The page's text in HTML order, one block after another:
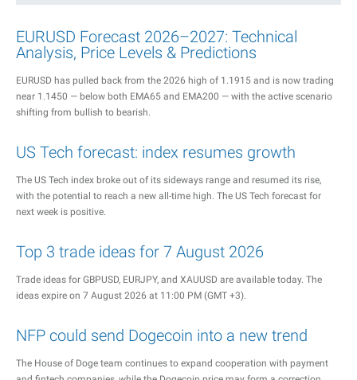
EURUSD Forecast 2026–2027: Technical
Analysis, Price Levels & Predictions
EURUSD has pulled back from the 2026 high of 1.1915 and is now trading
near 1.1450 — below both EMA65 and EMA200 — with the active scenario
shifting from bullish to bearish.
US Tech forecast: index resumes growth
The US Tech index broke out of its sideways range and resumed its rise,
with the potential to reach a new all-time high. The US Tech forecast for
next week is positive.
Top 3 trade ideas for 7 August 2026
Trade ideas for GBPUSD, EURJPY, and XAUUSD are available today. The
ideas expire on 7 August 2026 at 11:00 PM (GMT +3).
NFP could send Dogecoin into a new trend
The House of Doge team continues to expand cooperation with payment